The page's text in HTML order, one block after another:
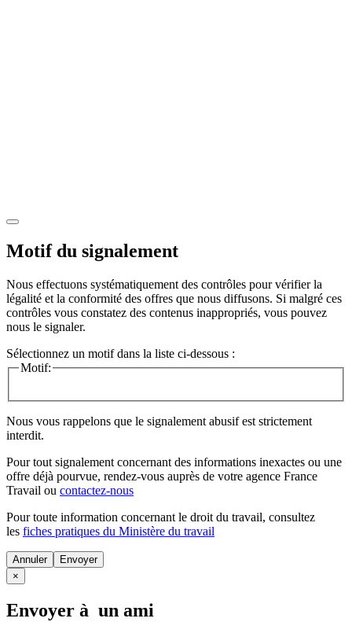
Motif du signalement
Nous effectuons systématiquement des contrôles pour vérifier la
légalité et la conformité des offres que nous diffusons. Si malgré ces
contrôles vous constatez des contenus inappropriés, vous pouvez
nous le signaler.
Sélectionnez un motif dans la liste ci-dessous :
Motif:
Nous vous rappelons que le signalement abusif est strictement
interdit.
Pour tout signalement concernant des informations inexactes ou une
offre déjà pourvue, rendez-vous auprès de votre agence France
Travail ou contactez-nous
Pour toute information concernant le droit du travail, consultez
les fiches pratiques du Ministère du travail
Annuler
×
Envoyer à un ami